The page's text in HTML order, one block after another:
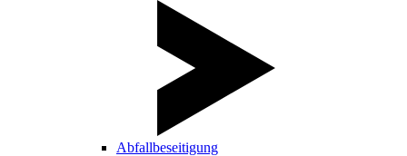
Abfallbeseitigung